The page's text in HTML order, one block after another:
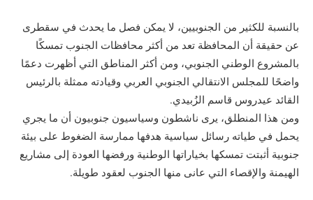
بالنسبة للكثير من الجنوبيين، لا يمكن فصل ما يحدث في سقطرى
عن حقيقة أن المحافظة تعد من أكثر محافظات الجنوب تمسكًا
بالمشروع الوطني الجنوبي، ومن أكثر المناطق التي أظهرت دعمًا
واضحًا للمجلس الانتقالي الجنوبي العربي وقيادته ممثلة بالرئيس
القائد عيدروس قاسم الزُبيدي.
ومن هذا المنطلق، يرى ناشطون وسياسيون جنوبيون أن ما يجري
يحمل في طياته رسائل سياسية هدفها ممارسة الضغوط على بيئة
جنوبية أثبتت تمسكها بخياراتها الوطنية ورفضها العودة إلى مشاريع
الهيمنة والإقصاء التي عانى منها الجنوب لعقود طويلة.